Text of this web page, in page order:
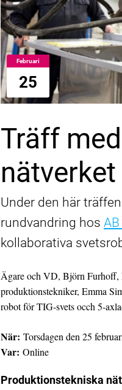
Februari
25
Träff
nätverket
Under den här
rundvandring hos
kollaborativa
Ägare och VD, Björn Furhoff,
produktionstekniker, Emma
robot för TIG-svets occh 5-
När: Torsdagen den 25
Var: Online
Produktionstekniska